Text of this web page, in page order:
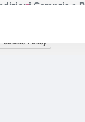
Garanzia e
| P.iva:
Cookie Policy